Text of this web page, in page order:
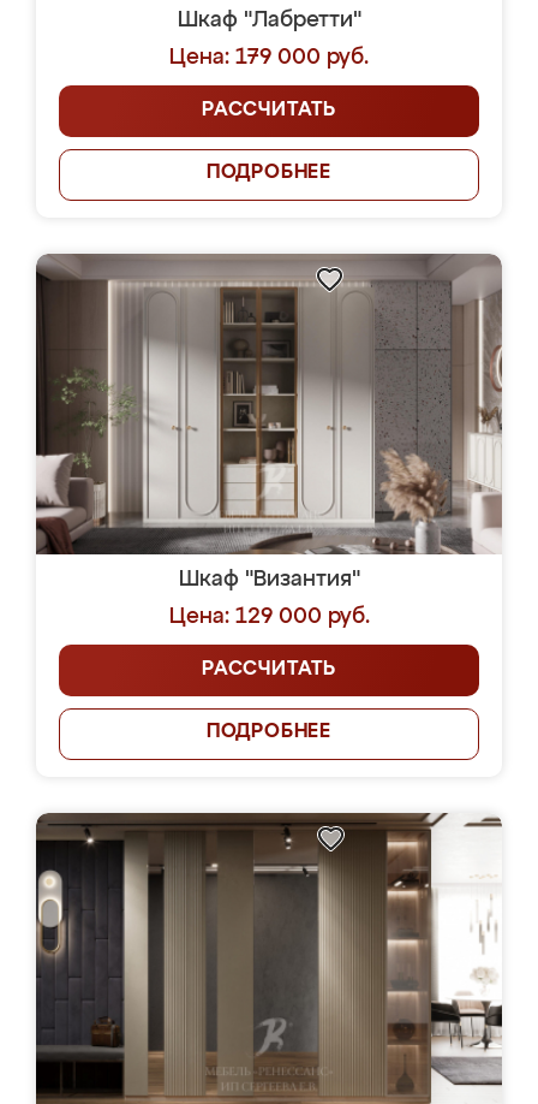
Шкаф "Лабретти"
Цена: 179 000 руб.
РАССЧИТАТЬ
ПОДРОБНЕЕ
Шкаф "Византия"
Цена: 129 000 руб.
РАССЧИТАТЬ
ПОДРОБНЕЕ